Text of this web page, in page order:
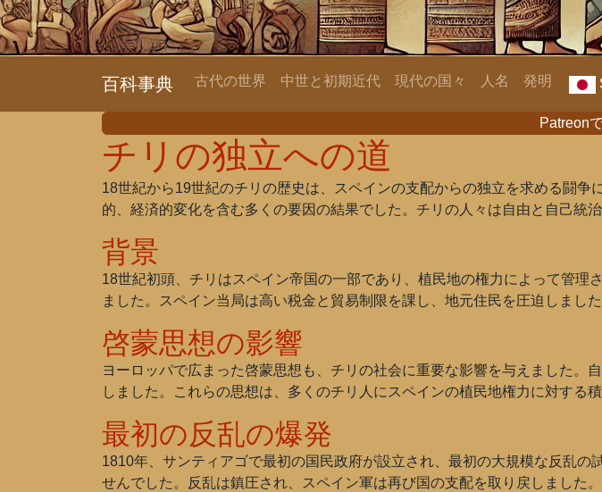
百科事典 古代の世界 中世と初期近代 現代の国々 人名 発明
Patreon
チリの独立への道
18世紀から19世紀のチリの歴史は、スペインの支配からの独立を求める闘
的、経済的変化を含む多くの要因の結果でした。チリの人々は自由と自己統
背景
18世紀初頭、チリはスペイン帝国の一部であり、植民地の権力によって管
ました。スペイン当局は高い税金と貿易制限を課し、地元住民を圧迫しまし
啓蒙思想の影響
ヨーロッパで広まった啓蒙思想も、チリの社会に重要な影響を与えました
しました。これらの思想は、多くのチリ人にスペインの植民地権力に対する
最初の反乱の爆発
1810年、サンティアゴで最初の国民政府が設立され、最初の大規模な反乱
せんでした。反乱は鎮圧され、スペイン軍は再び国の支配を取り戻しました